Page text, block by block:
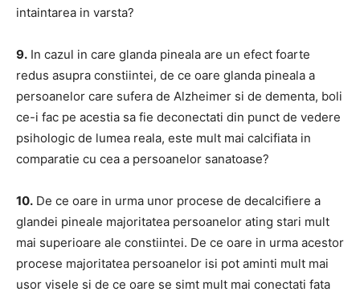
intaintarea in varsta?
9. In cazul in care glanda pineala are un efect foarte
redus asupra constiintei, de ce oare glanda pineala a
persoanelor care sufera de Alzheimer si de dementa, boli
ce-i fac pe acestia sa fie deconectati din punct de vedere
psihologic de lumea reala, este mult mai calcifiata in
comparatie cu cea a persoanelor sanatoase?
10. De ce oare in urma unor procese de decalcifiere a
glandei pineale majoritatea persoanelor ating stari mult
mai superioare ale constiintei. De ce oare in urma acestor
procese majoritatea persoanelor isi pot aminti mult mai
usor visele si de ce oare se simt mult mai conectati fata